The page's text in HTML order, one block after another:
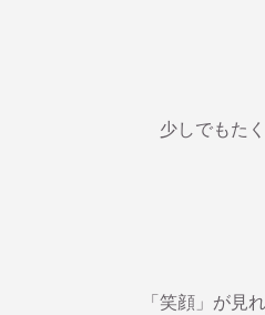
少しでもた
「笑顔」が見